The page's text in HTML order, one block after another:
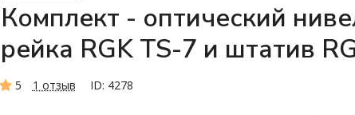
Комплект - оптический
рейка RGK TS-7 и штатив
5 1 отзыв ID: 4278